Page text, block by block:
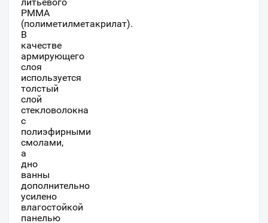
РММА
(полиметилметакрилат).
В
качестве
армирующего
слоя
используется
толстый
слой
стекловолокна
с
полиэфирными
смолами,
а
дно
ванны
дополнительно
усилено
влагостойкой
панелью